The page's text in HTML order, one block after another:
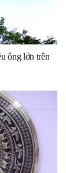
ông lớn trên